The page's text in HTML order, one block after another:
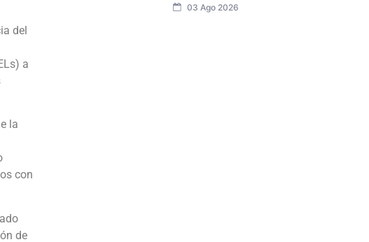
del
a
la
con
de
03 Ago 2026